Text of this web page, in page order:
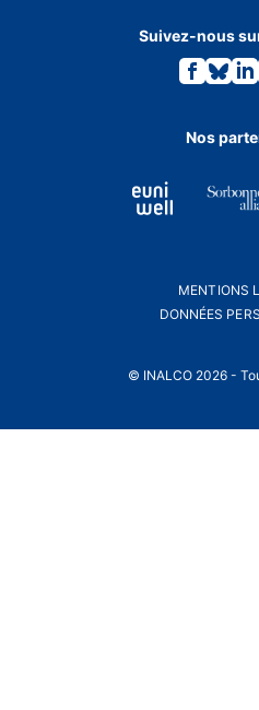
Suivez-nous
Lien
vers
Lien
vers
Nos
MENTIONS
DONNÉES
© INALCO 2026 -